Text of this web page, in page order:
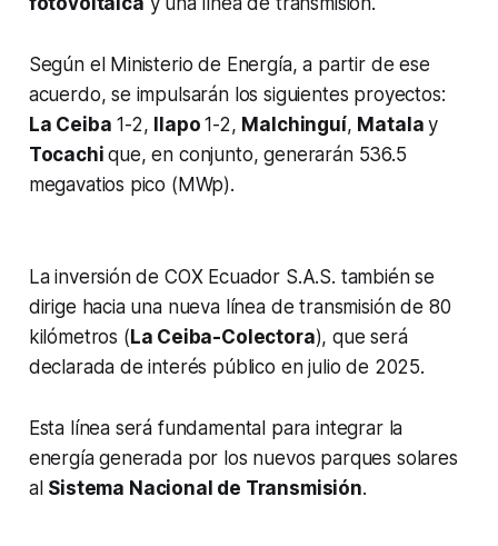
Según el Ministerio de Energía, a partir de ese
acuerdo, se impulsarán los siguientes proyectos:
La Ceiba 1-2, Ilapo1-2, Malchinguí, Matalay
Tocachique, en conjunto, generarán 536.5
megavatios pico (MWp).
La inversión de COX Ecuador S.A.S. también se
dirige hacia una nueva línea de transmisión de 80
kilómetros ( La Ceiba-Colectora), que será
declarada de interés público en julio de 2025.
Esta línea será fundamental para integrar la
energía generada por los nuevos parques solares
al Sistema Nacional de Transmisión.